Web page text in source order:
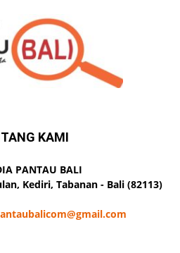
KAMI
PANTAU BALI
Kediri, Tabanan - Bali (82113)